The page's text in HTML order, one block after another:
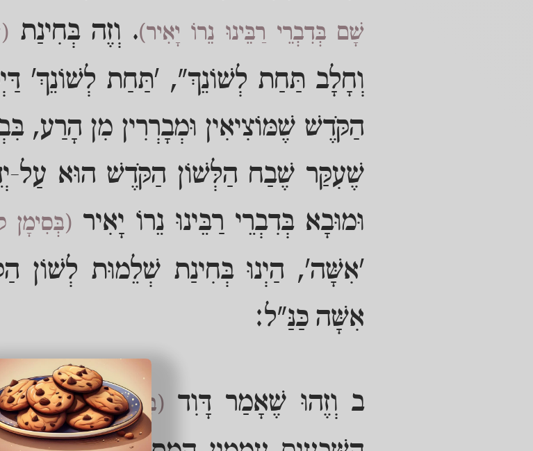
שָׁם בְּדִבְרֵי רַבֵּינוּ נֵרוֹ יָאִיר). וְזֶה בְּחִינַת
וְחָלָב תַּחַת לְשׁוֹנֵךְ", 'תַּחַת לְשׁוֹנֵךְ'
הַקֹּדֶשׁ שֶׁמּוֹצִיאִין וּמְבָרְרִין מִן הָרַע,
שֶׁעִקַּר שֶׁבַח הַלְּשׁוֹן הַקֹּדֶשׁ הוּא עַל-
וּמוּבָא בְּדִבְרֵי רַבֵּינוּ נֵרוֹ יָאִיר (בְּסִימָן
'אִשָּׁה', הַיְנוּ בְּחִינַת שְׁלֵמוּת לְשׁוֹן
אִשָּׁה כַּנַּ"ל:
ב וְזֶהוּ שֶׁאָמַר דָּוִד (בִּתְהִלִּים קיח)